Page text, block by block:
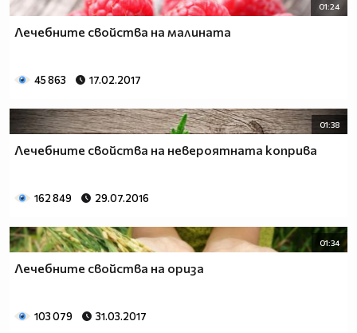
01:24
Лечебните свойства на малината
45 863 17.02.2017
01:38
Лечебните свойства на невероятната коприва
162 849 29.07.2016
01:34
Лечебните свойства на ориза
103 079 31.03.2017